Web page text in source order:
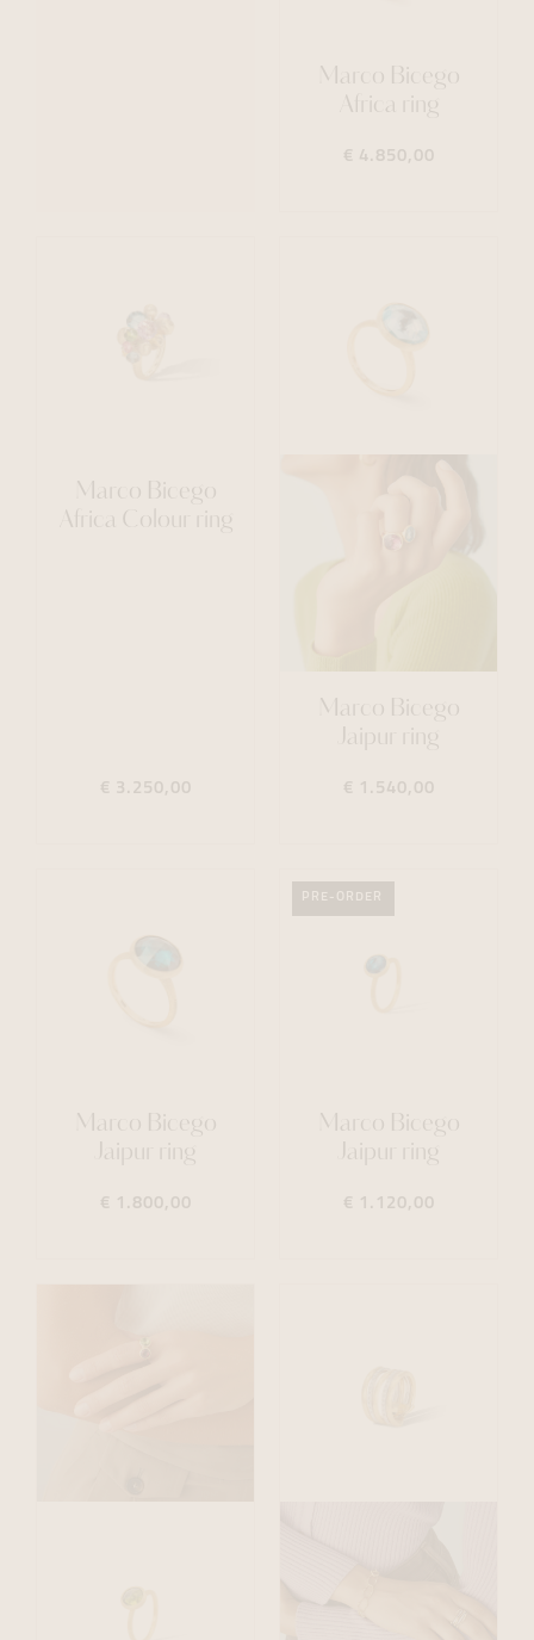
Marco Bicego
Africa ring
€ 4.850,00
Marco Bicego
Africa Colour ring
€ 3.250,00
Marco Bicego
Jaipur ring
€ 1.540,00
Marco Bicego
Jaipur ring
€ 1.800,00
PRE-ORDER
Marco Bicego
Jaipur ring
€ 1.120,00